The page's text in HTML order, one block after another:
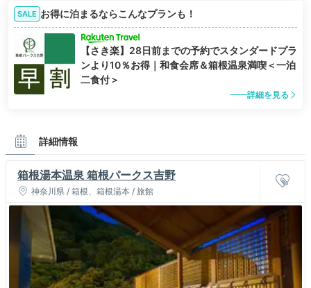
SALE お得に泊まるならこんなプランも！
【さき楽】28日前までの予約でスタンダードプラ
ンより10％お得｜和食会席＆箱根温泉満喫＜一泊
二食付＞
詳細を見る
詳細情報
箱根湯本温泉 箱根パークス吉野
神奈川県 / 箱根、箱根湯本 / 旅館